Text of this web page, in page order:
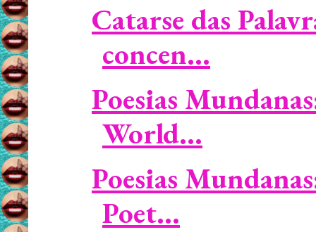
Catarse das
concen...
Poesias
World...
Poesias
Poet...